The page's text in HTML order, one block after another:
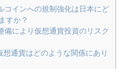
コインへの規制強化は日本にど
すか？
備により仮想通貨投資のリスク
通貨はどのような関係にあり